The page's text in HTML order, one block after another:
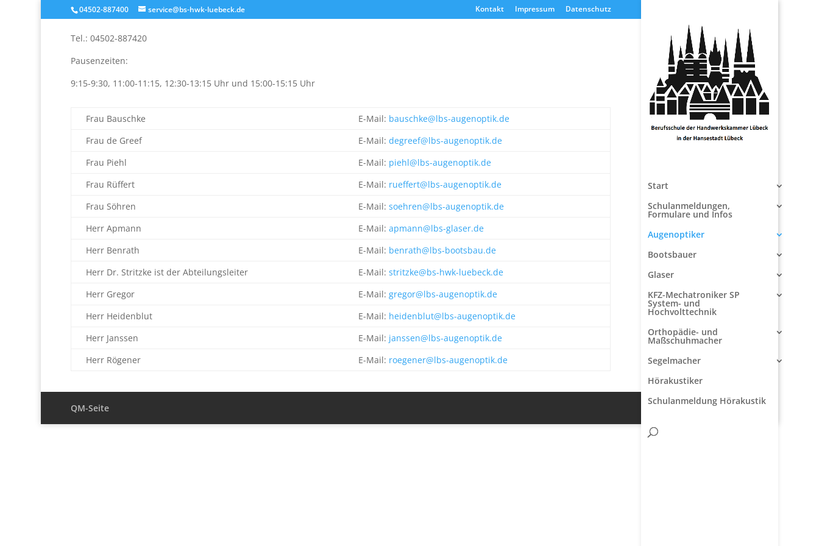
04502-887400 service@bs-hwk-luebeck.de Kontakt Impressum Datenschutz
Start
Schulanmeldungen,
Formulare und Infos
Augenoptiker
Bootsbauer
Glaser
KFZ-Mechatroniker SP
System- und
Hochvolttechnik
Orthopädie- und
Maßschuhmacher
Segelmacher
Hörakustiker
Schulanmeldung Hörakustik
Tel.: 04502-887420
Pausenzeiten:
9:15-9:30, 11:00-11:15, 12:30-13:15 Uhr und 15:00-15:15 Uhr
Frau Bauschke E-Mail: bauschke@lbs-augenoptik.de
Frau de Greef
E-Mail:degreef@lbs-augenoptik.de
Frau Piehl
E-Mail: piehl@lbs-augenoptik.de
Frau Rüffert
E-Mail: rueffert@lbs-augenoptik.de
Frau Söhren
E-Mail:soehren@lbs-augenoptik.de
Herr Apmann
E-Mail:apmann@lbs-glaser.de
Herr Benrath
E-Mail: benrath@lbs-bootsbau.de
Herr Dr. Stritzke ist der Abteilungsleiter
E-Mail:stritzke@bs-hwk-luebeck.de
Herr Gregor
E-Mail:gregor@lbs-augenoptik.de
Herr Heidenblut
E-Mail: heidenblut@lbs-augenoptik.de
Herr Janssen
E-Mail: janssen@lbs-augenoptik.de
Herr Rögener
E-Mail: roegener@lbs-augenoptik.de
QM-Seite